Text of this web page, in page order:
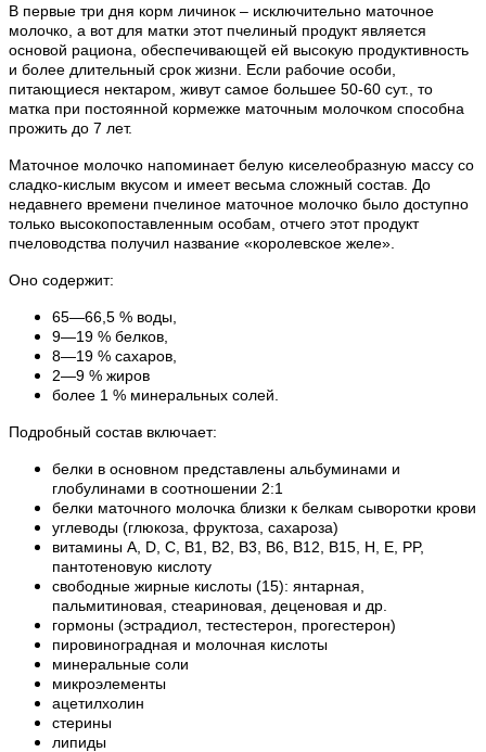
В первые три дня корм личинок – исключительно маточное
молочко, а вот для матки этот пчелиный продукт является
основой рациона, обеспечивающей ей высокую продуктивность
и более длительный срок жизни. Если рабочие особи,
питающиеся нектаром, живут самое большее 50-60 сут., то
матка при постоянной кормежке маточным молочком способна
прожить до 7 лет.
Маточное молочко напоминает белую киселеобразную массу со
сладко-кислым вкусом и имеет весьма сложный состав. До
недавнего времени пчелиное маточное молочко было доступно
только высокопоставленным особам, отчего этот продукт
пчеловодства получил название «королевское желе».
Оно содержит:
65—66,5 % воды,
9—19 % белков,
8—19 % сахаров,
2—9 % жиров
более 1 % минеральных солей.
Подробный состав включает:
белки в основном представлены альбуминами и
глобулинами в соотношении 2:1
белки маточного молочка близки к белкам сыворотки крови
углеводы (глюкоза, фруктоза, сахароза)
витамины A, D, C, B1, B2, B3, B6, B12, B15, H, E, PP,
пантотеновую кислоту
свободные жирные кислоты (15): янтарная,
пальмитиновая, стеариновая, деценовая и др.
гормоны (эстрадиол, тестестерон, прогестерон)
пировиноградная и молочная кислоты
минеральные соли
микроэлементы
ацетилхолин
стерины
липиды